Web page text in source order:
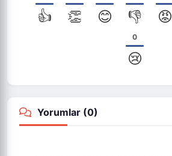
👍 👏 😊 👎 😡
0
😢
Yorumlar (0)